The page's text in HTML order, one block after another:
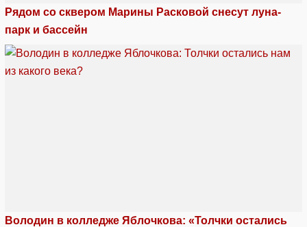
Рядом со сквером Марины Расковой снесут луна-
парк и бассейн
Володин в колледже Яблочкова: «Толчки остались